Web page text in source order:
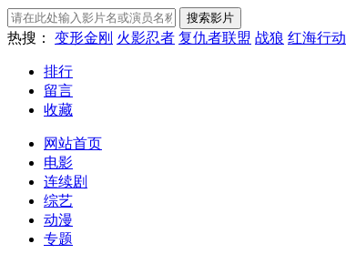
热搜： 变形金刚 火影忍者 复仇者联盟 战狼 红海行动
排行
留言
收藏
网站首页
电影
连续剧
综艺
动漫
专题